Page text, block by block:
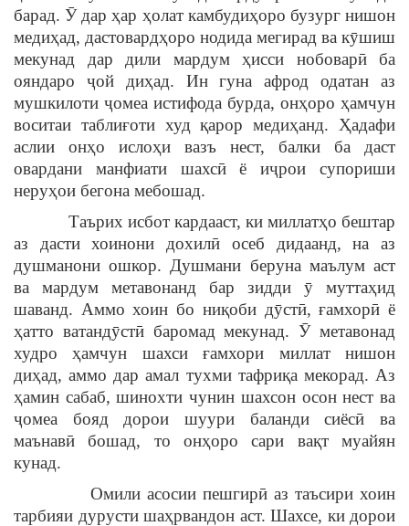
барад. Ӯ дар ҳар ҳолат камбудиҳоро бузург нишон
медиҳад, дастовардҳоро нодида мегирад ва кӯшиш
мекунад дар дили мардум ҳисси нобоварӣ ба
ояндаро ҷой диҳад. Ин гуна афрод одатан аз
мушкилоти ҷомеа истифода бурда, онҳоро ҳамчун
воситаи таблиғоти худ қарор медиҳанд. Ҳадафи
аслии онҳо ислоҳи вазъ нест, балки ба даст
овардани манфиати шахсӣ ё иҷрои супориши
неруҳои бегона мебошад.
Таърих исбот кардааст, ки миллатҳо бештар
аз дасти хоинони дохилӣ осеб дидаанд, на аз
душманони ошкор. Душмани беруна маълум аст
ва мардум метавонанд бар зидди ӯ муттаҳид
шаванд. Аммо хоин бо ниқоби дӯстӣ, ғамхорӣ ё
ҳатто ватандӯстӣ баромад мекунад. Ӯ метавонад
худро ҳамчун шахси ғамхори миллат нишон
диҳад, аммо дар амал тухми тафриқа мекорад. Аз
ҳамин сабаб, шинохти чунин шахсон осон нест ва
ҷомеа бояд дорои шуури баланди сиёсӣ ва
маънавӣ бошад, то онҳоро сари вақт муайян
кунад.
Омили асосии пешгирӣ аз таъсири хоин
тарбияи дурусти шаҳрвандон аст. Шахсе, ки дорои